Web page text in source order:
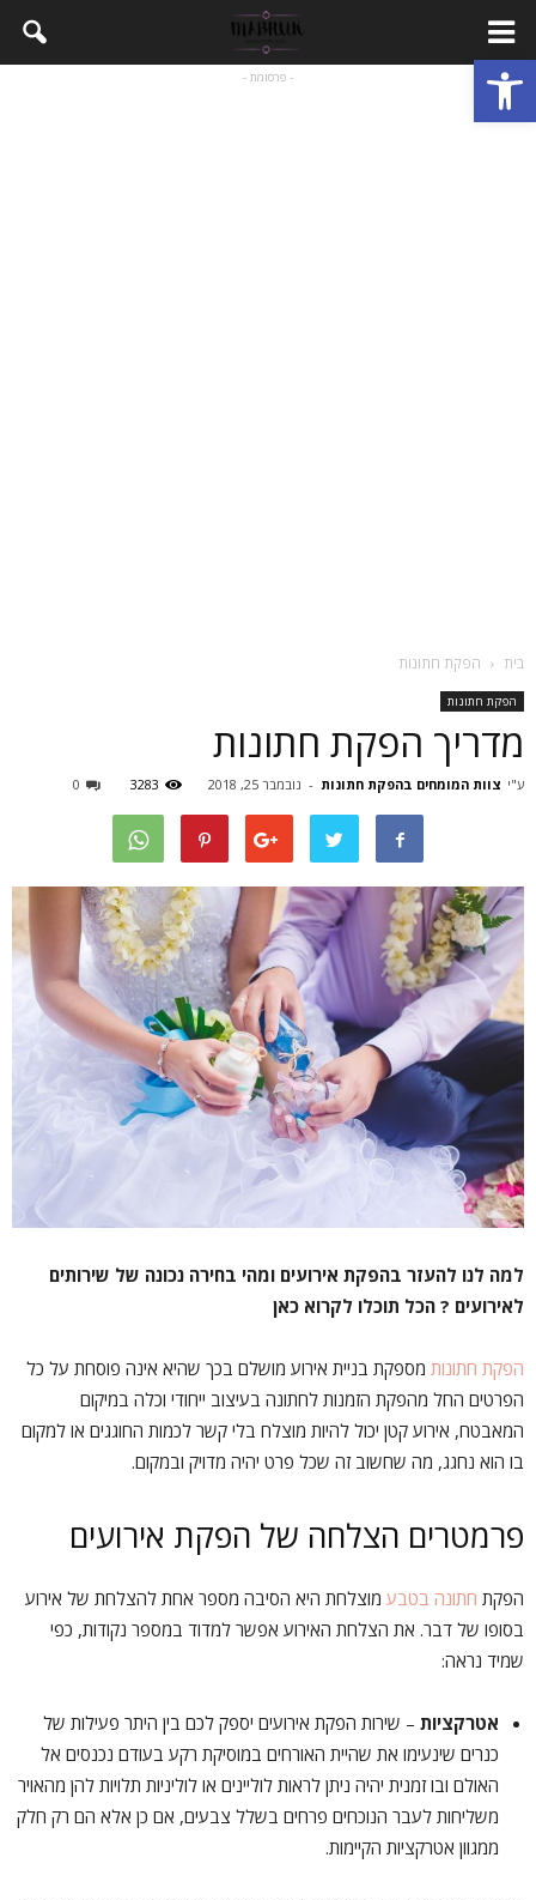
Open toolbar - פרסומת -
בית הפקת חתונות
הפקת חתונות
מדריך הפקת חתונות
ע"י צוות המומחים בהפקת חתונות - נובמבר 25, 2018 3283
0
למה לנו להעזר בהפקת אירועים ומהי בחירה נכונה של שירותים
לאירועים ? הכל תוכלו לקרוא כאן
הפקת חתונות מספקת בניית אירוע מושלם בכך שהיא אינה פוסחת על כל
הפרטים החל מהפקת הזמנות לחתונה בעיצוב ייחודי וכלה במיקום
המאבטח, אירוע קטן יכול להיות מוצלח בלי קשר לכמות החוגגים או למקום
בו הוא נחגג, מה שחשוב זה שכל פרט יהיה מדויק ובמקום.
פרמטרים הצלחה של הפקת אירועים
הפקת חתונה בטבע מוצלחת היא הסיבה מספר אחת להצלחת של אירוע
בסופו של דבר. את הצלחת האירוע אפשר למדוד במספר נקודות, כפי
שמיד נראה:
אטרקציות – שירות הפקת אירועים יספק לכם בין היתר פעילות של
כנרים שינעימו את שהיית האורחים במוסיקת רקע בעודם נכנסים אל
האולם ובו זמנית יהיה ניתן לראות לוליינים או לוליניות תלויות להן מהאויר
משליחות לעבר הנוכחים פרחים בשלל צבעים, אם כן אלא הם רק חלק
ממגוון אטרקציות הקיימות.